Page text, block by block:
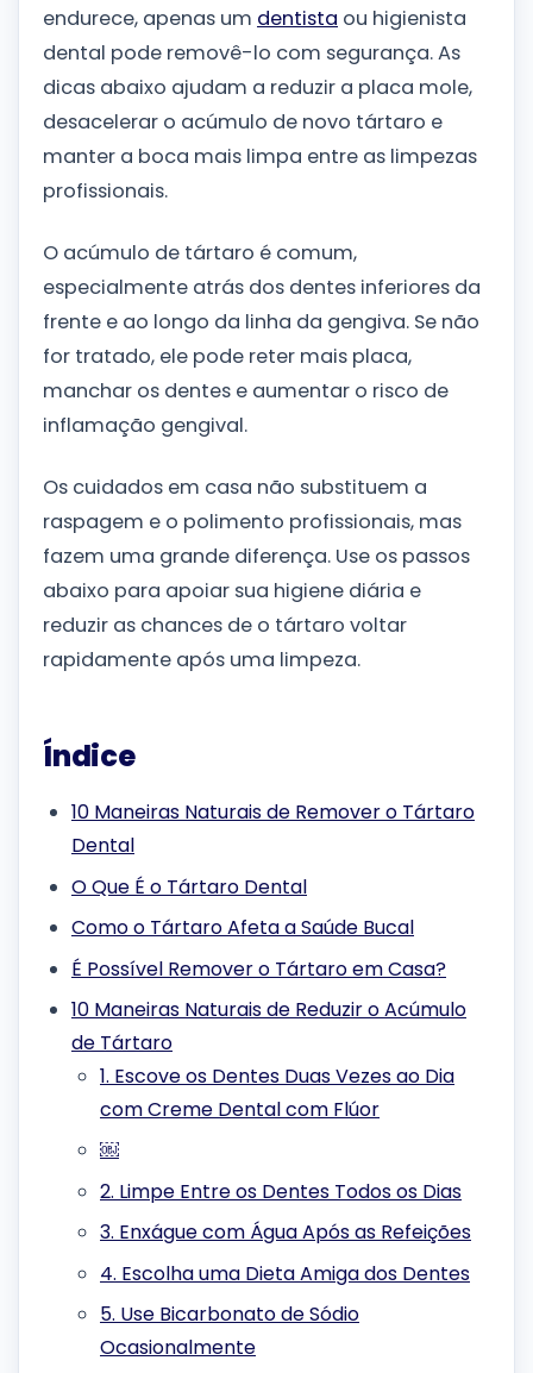
endurece, apenas um dentista ou higienista
dental pode removê-lo com segurança. As
dicas abaixo ajudam a reduzir a placa mole,
desacelerar o acúmulo de novo tártaro e
manter a boca mais limpa entre as limpezas
profissionais.
O acúmulo de tártaro é comum,
especialmente atrás dos dentes inferiores da
frente e ao longo da linha da gengiva. Se não
for tratado, ele pode reter mais placa,
manchar os dentes e aumentar o risco de
inflamação gengival.
Os cuidados em casa não substituem a
raspagem e o polimento profissionais, mas
fazem uma grande diferença. Use os passos
abaixo para apoiar sua higiene diária e
reduzir as chances de o tártaro voltar
rapidamente após uma limpeza.
Índice
10 Maneiras Naturais de Remover o Tártaro
Dental
O Que É o Tártaro Dental
Como o Tártaro Afeta a Saúde Bucal
É Possível Remover o Tártaro em Casa?
10 Maneiras Naturais de Reduzir o Acúmulo
de Tártaro
1. Escove os Dentes Duas Vezes ao Dia
com Creme Dental com Flúor
￼
2. Limpe Entre os Dentes Todos os Dias
3. Enxágue com Água Após as Refeições
4. Escolha uma Dieta Amiga dos Dentes
5. Use Bicarbonato de Sódio
Ocasionalmente